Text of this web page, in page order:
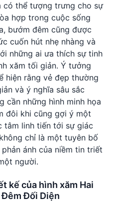
có thể tượng trưng cho sự
hợp trong cuộc sống
bướm đêm cũng được
cuốn hút nhẹ nhàng và
những ai ưa thích sự tinh
xăm tối giản. Ý tưởng
hiện rằng vẻ đẹp thường
và ý nghĩa sâu sắc
cần những hình minh họa
đôi khi cũng gợi ý một
tâm linh tiến tới sự giác
chỉ là một tuyên bố
ánh của niềm tin triết
người.
kế của hình xăm Hai
Đêm Đối Diện